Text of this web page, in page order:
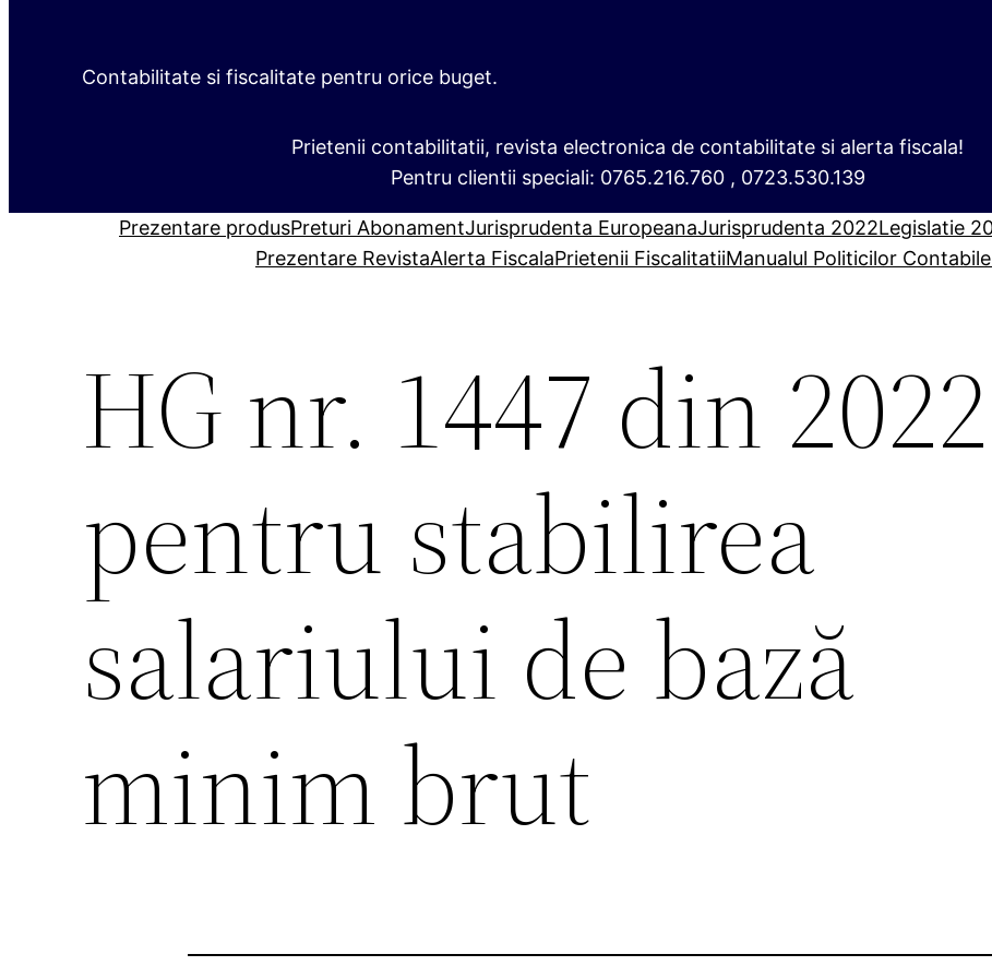
Contabilitate si fiscalitate pentru orice buget.
Prietenii contabilitatii, revista electronica de contabilitate si alerta fiscala!
Pentru clientii speciali: 0765.216.760 , 0723.530.139
Prezentare produsPreturi AbonamentJurisprudenta EuropeanaJurisprudenta 2022Legislatie
Prezentare RevistaAlerta FiscalaPrietenii FiscalitatiiManualul Politicilor
HG nr. 1447 din 2022
pentru stabilirea
salariului de bază
minim brut